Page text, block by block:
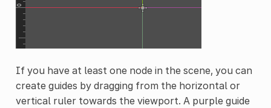
If you have at least one node in the scene, you can
create guides by dragging from the horizontal or
vertical ruler towards the viewport. A purple guide